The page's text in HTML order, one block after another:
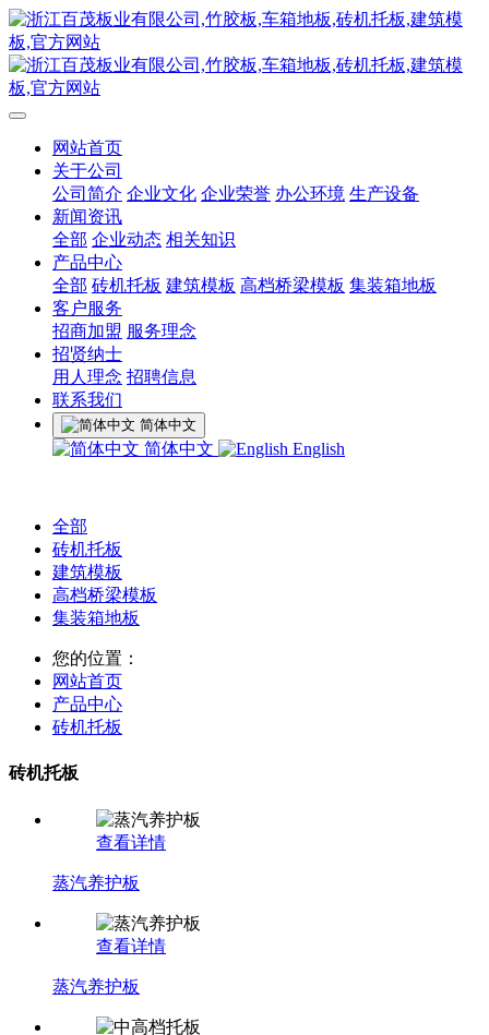
网站首页
关于公司
公司简介 企业文化 企业荣誉 办公环境 生产设备
新闻资讯
全部 企业动态 相关知识
产品中心
全部 砖机托板 建筑模板 高档桥梁模板 集装箱地板
客户服务
招商加盟 服务理念
招贤纳士
用人理念 招聘信息
联系我们
简体中文
简体中文 English
全部
砖机托板
建筑模板
高档桥梁模板
集装箱地板
您的位置：
网站首页
产品中心
砖机托板
砖机托板
查看详情
蒸汽养护板
查看详情
蒸汽养护板